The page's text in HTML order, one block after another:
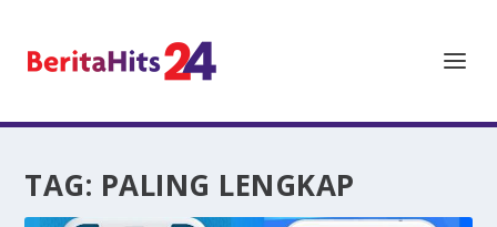
TAG: PALING LENGKAP